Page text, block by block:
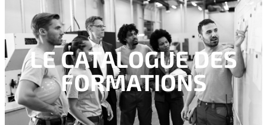
LE CATALOGUE DES
FORMATIONS